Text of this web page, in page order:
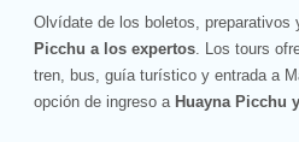
Olvídate de los boletos, preparativos
Picchu a los expertos. Los tours
tren, bus, guía turístico y entrada a
opción de ingreso a Huayna Picchu